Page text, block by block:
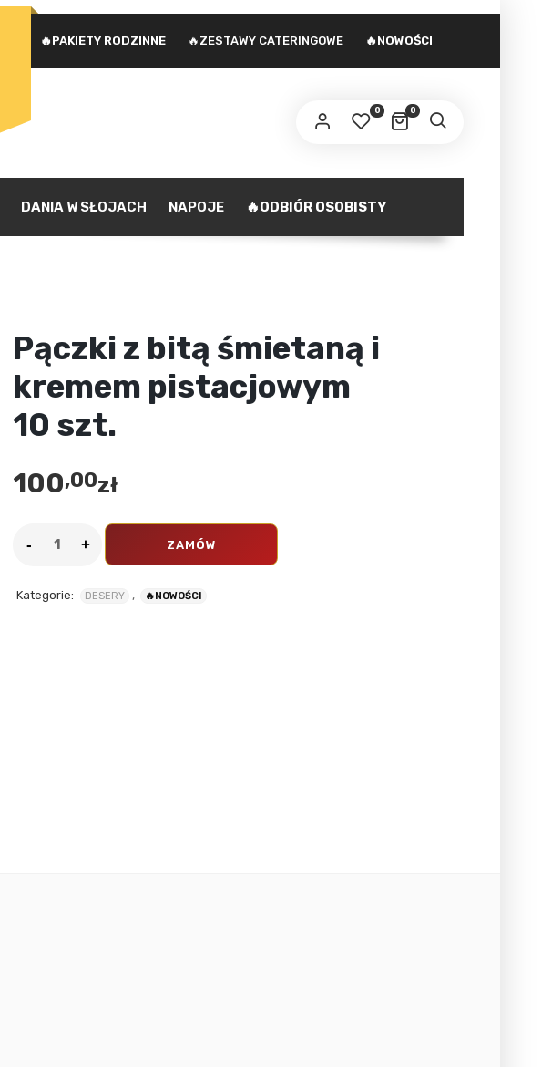
🔥PAKIETY RODZINNE 🔥ZESTAWY CATERINGOWE 🔥NOWOŚCI
0
0
Administratorem danych osobowych podanych w formularzu
związane opisane są na stroniepolityka prywatności.
DANIA W SŁOJACH NAPOJE 🔥ODBIÓR OSOBISTY
Pączki z bitą śmietaną i
kremem pistacjowym
10 szt.
100,00zł
ZAMÓW
Kategorie: DESERY , 🔥NOWOŚCI